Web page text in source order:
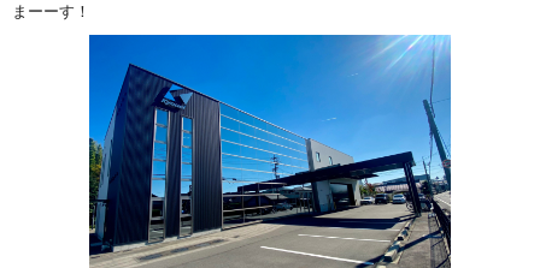
まーーす！